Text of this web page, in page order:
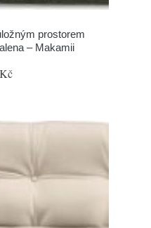
prostorem
– Makamii